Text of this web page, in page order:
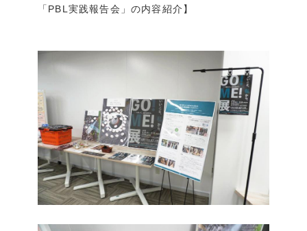
「PBL実践報告会」の内容紹介】